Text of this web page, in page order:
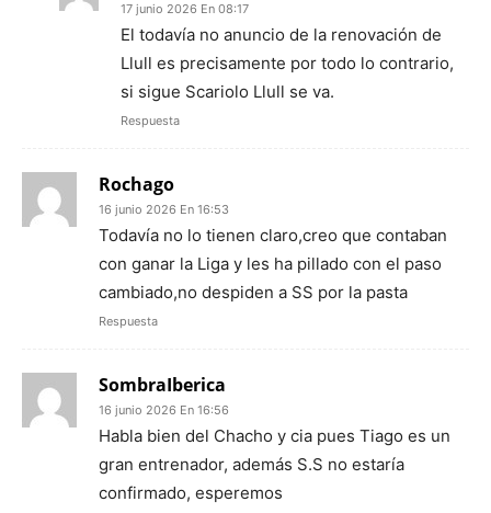
17 junio 2026 En 08:17
El todavía no anuncio de la renovación de
Llull es precisamente por todo lo contrario,
si sigue Scariolo Llull se va.
Respuesta
Rochago
16 junio 2026 En 16:53
Todavía no lo tienen claro,creo que contaban
con ganar la Liga y les ha pillado con el paso
cambiado,no despiden a SS por la pasta
Respuesta
SombraIberica
16 junio 2026 En 16:56
Habla bien del Chacho y cia pues Tiago es un
gran entrenador, además S.S no estaría
confirmado, esperemos